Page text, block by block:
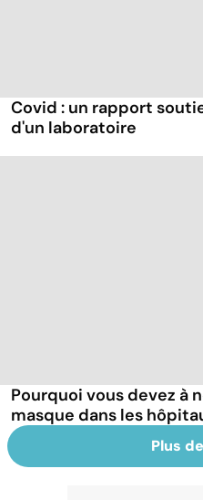
Covid : un rapport
d'un laboratoire
Pourquoi vous devez à
masque dans les
Plus